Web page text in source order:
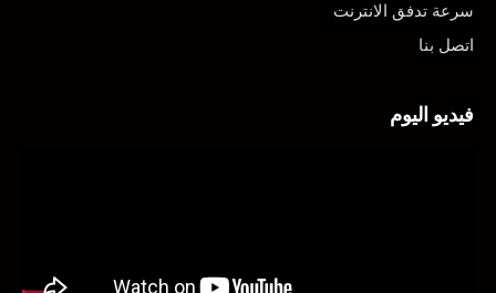
سرعة تدفق الانترنت
اتصل بنا
فيديو اليوم